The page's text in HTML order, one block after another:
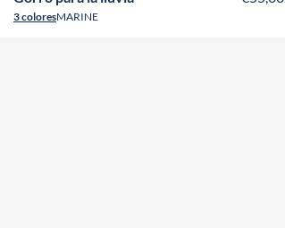
3 coloresMARINE